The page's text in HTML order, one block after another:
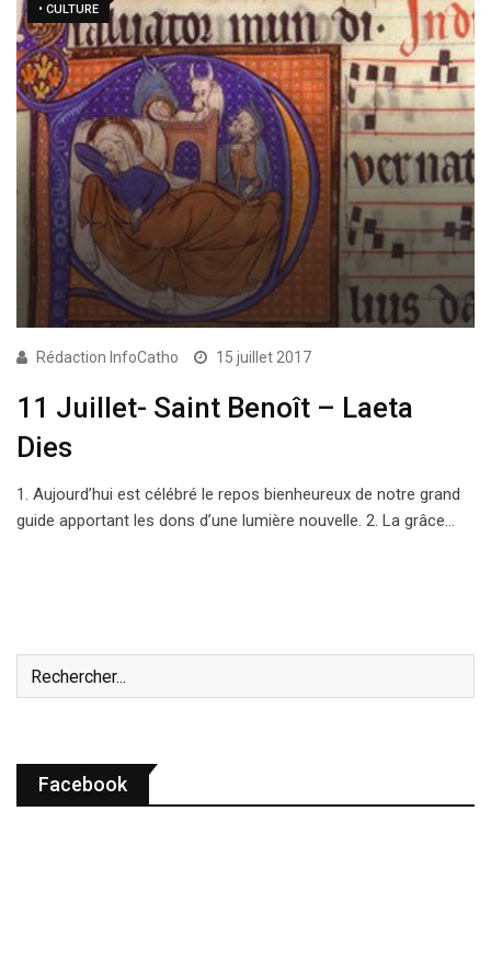
• CULTURE
Rédaction InfoCatho 15 juillet 2017
11 Juillet- Saint Benoît – Laeta
Dies
1. Aujourd’hui est célébré le repos bienheureux de notre grand
guide apportant les dons d’une lumière nouvelle. 2. La grâce…
Facebook